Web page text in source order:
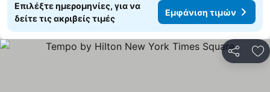
Επιλέξτε ημερομηνίες, για να
δείτε τις ακριβείς τιμές
Εμφάνιση τιμών